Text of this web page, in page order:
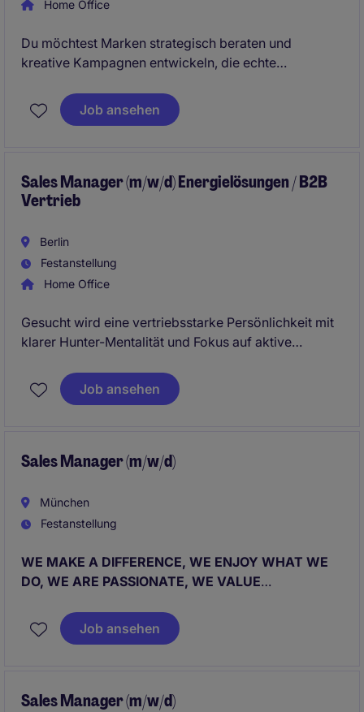
Home Office
Du möchtest Marken strategisch beraten und
kreative Kampagnen entwickeln, die echte
den gesamten Sales-Prozess eigenständig und
bringst innovative Multichannel-Lösungen
Job ansehen
Sales Manager (m/w/d) Energielösungen / B2B
Vertrieb
Berlin
Festanstellung
Home Office
Gesucht wird eine vertriebsstarke Persönlichkeit mit
klarer Hunter-Mentalität und Fokus auf aktive
steht ein Sales Manager, der eigenständig Märkte
entwickelt, Opportunities identifiziert und konsequent
Job ansehen
Sales Manager (m/w/d)
München
Festanstellung
WE MAKE A DIFFERENCE, WE ENJOY WHAT WE
DO, WE ARE PASSIONATE, WE VALUE
Job ansehen
Sales Manager (m/w/d)